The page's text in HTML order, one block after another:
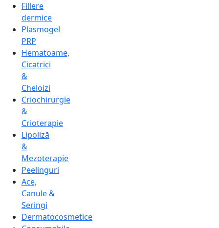
Fillere
dermice
Plasmogel
PRP
Hematoame,
Cicatrici
&
Cheloizi
Criochirurgie
&
Crioterapie
Lipoliză
&
Mezoterapie
Peelinguri
Ace,
Canule &
Seringi
Dermatocosmetice